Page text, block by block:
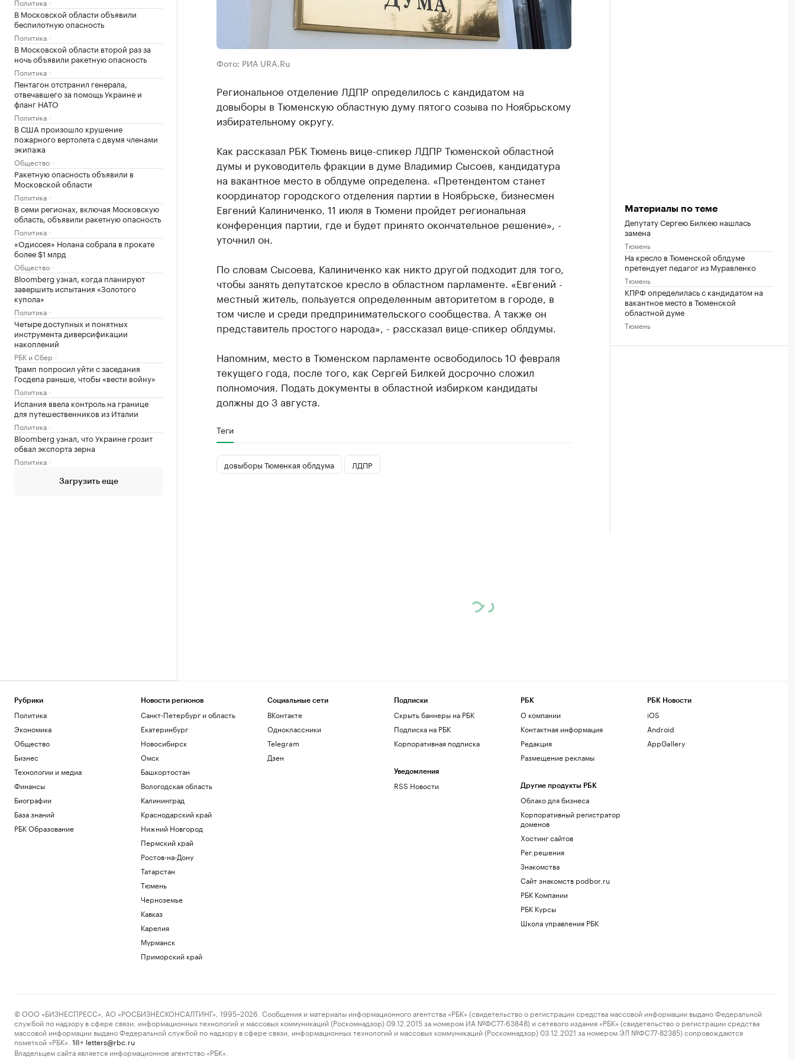
В Московской области объявили
беспилотную опасность
Политика
В Московской области второй раз за
ночь объявили ракетную опасность
Политика
Пентагон отстранил генерала,
отвечавшего за помощь Украине и
фланг НАТО
Политика
В США произошло крушение
пожарного вертолета с двумя членами
экипажа
Общество
Ракетную опасность объявили в
Московской области
Политика
В семи регионах, включая Московскую
область, объявили ракетную опасность
Политика
«Одиссея» Нолана собрала в прокате
более $1 млрд
Общество
Bloomberg узнал, когда планируют
завершить испытания «Золотого
купола»
Политика
Четыре доступных и понятных
инструмента диверсификации
накоплений
РБК и Сбер
Трамп попросил уйти с заседания
Госдепа раньше, чтобы «вести войну»
Политика
Испания ввела контроль на границе
для путешественников из Италии
Политика
Bloomberg узнал, что Украине грозит
обвал экспорта зерна
Политика
Загрузить еще
Фото: РИА URA.Ru
Региональное отделение ЛДПР определилось с кандидатом на
довыборы в Тюменскую областную думу пятого созыва по Ноябрьскому
избирательному округу.
Как рассказал РБК Тюмень вице-спикер ЛДПР Тюменской областной
думы и руководитель фракции в думе Владимир Сысоев, кандидатура
на вакантное место в облдуме определена. «Претендентом станет
координатор городского отделения партии в Ноябрьске, бизнесмен
Евгений Калиниченко. 11 июля в Тюмени пройдет региональная
конференция партии, где и будет принято окончательное решение», -
уточнил он.
По словам Сысоева, Калиниченко как никто другой подходит для того,
чтобы занять депутатское кресло в областном парламенте. «Евгений -
местный житель, пользуется определенным авторитетом в городе, в
том числе и среди предпринимательского сообщества. А также он
представитель простого народа», - рассказал вице-спикер облдумы.
Напомним, место в Тюменском парламенте освободилось 10 февраля
текущего года, после того, как Сергей Билкей досрочно сложил
полномочия. Подать документы в областной избирком кандидаты
должны до 3 августа.
Теги
довыборы Тюменкая облдума ЛДПР
Материалы по теме
Депутату Сергею Билкею нашлась
замена
Тюмень
На кресло в Тюменской облдуме
претендует педагог из Муравленко
Тюмень
КПРФ определилась с кандидатом на
вакантное место в Тюменской
областной думе
Тюмень
Рубрики
Политика
Экономика
Общество
Бизнес
Технологии и медиа
Финансы
Биографии
База знаний
РБК Образование
Новости регионов
Санкт-Петербург и область
Екатеринбург
Новосибирск
Омск
Башкортостан
Вологодская область
Калининград
Краснодарский край
Нижний Новгород
Пермский край
Ростов-на-Дону
Татарстан
Тюмень
Черноземье
Кавказ
Карелия
Мурманск
Приморский край
Социальные сети
ВКонтакте
Одноклассники
Telegram
Дзен
Подписки
Скрыть баннеры на РБК
Подписка на РБК
Корпоративная подписка
Уведомления
RSS Новости
РБК
О компании
Контактная информация
Редакция
Размещение рекламы
Другие продукты РБК
Облако для бизнеса
Корпоративный регистратор
доменов
Хостинг сайтов
Рег.решения
Знакомства
Сайт знакомств podbor.ru
РБК Компании
РБК Курсы
Школа управления РБК
РБК Новости
iOS
Android
AppGallery
© ООО «БИЗНЕСПРЕСС», АО «РОСБИЗНЕСКОНСАЛТИНГ», 1995–2026. Сообщения и материалы информационного агентства «РБК» (свидетельство о регистрации средства массовой информации выдано Федеральной
службой по надзору в сфере связи, информационных технологий и массовых коммуникаций (Роскомнадзор) 09.12.2015 за номером ИА №ФС77-63848) и сетевого издания «РБК» (свидетельство о регистрации средства
массовой информации выдано Федеральной службой по надзору в сфере связи, информационных технологий и массовых коммуникаций (Роскомнадзор) 03.12.2021 за номером ЭЛ №ФС77-82385) сопровождаются
пометкой «РБК».
18+ letters@rbc.ru
Владельцем сайта является информационное агентство «РБК».